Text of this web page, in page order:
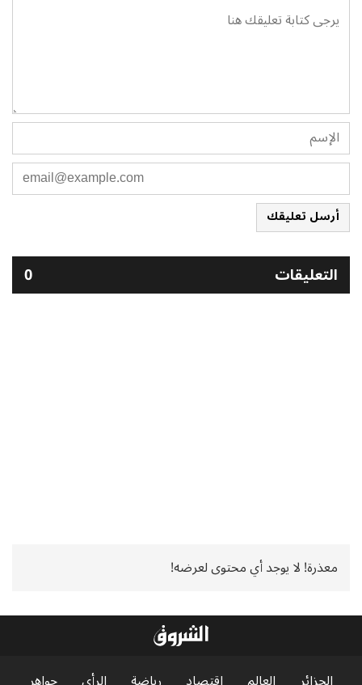
أرسل تعليقك
التعليقات 0
معذرة! لا يوجد أي محتوى لعرضه!